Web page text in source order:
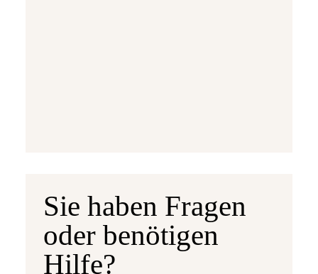
Sie haben Fragen
oder benötigen
Hilfe?